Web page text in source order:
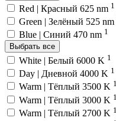
Red | Красный 625 nm 1
Green | Зелёный 525 nm
Blue | Синий 470 nm 1
Выбрать все
White | Белый 6000 K 1
Day | Дневной 4000 K 1
Warm | Тёплый 3500 K 1
Warm | Тёплый 3000 K 1
Warm | Тёплый 2700 K 1